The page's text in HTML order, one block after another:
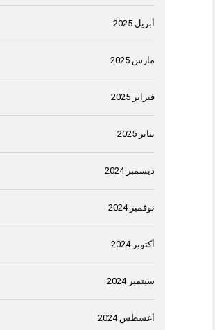
أبريل 2025
مارس 2025
فبراير 2025
يناير 2025
ديسمبر 2024
نوفمبر 2024
أكتوبر 2024
سبتمبر 2024
أغسطس 2024